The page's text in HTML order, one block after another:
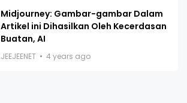
Midjourney: Gambar-gambar Dalam
Artikel ini Dihasilkan Oleh Kecerdasan
Buatan, AI
JEEJEENET 4 years ago